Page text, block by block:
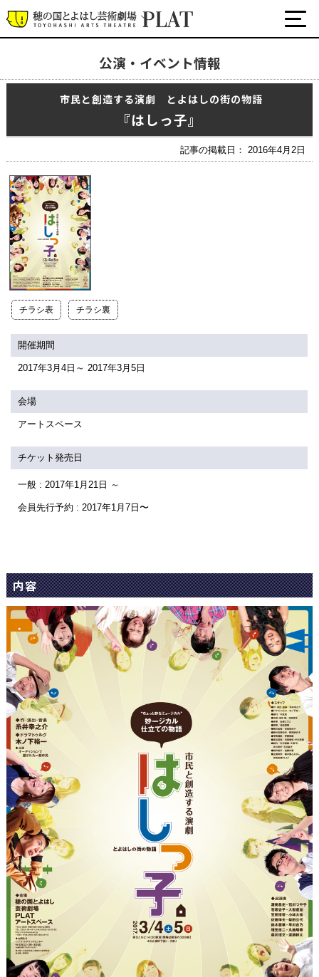
アクセシビリティ/
サービス
会員制度のご案内
座席表
プラットニュース
交通アクセス
公演・イベント情報
市民と創造する演劇 とよはしの街の物語
『はしっ子』
記事の掲載日： 2016年4月2日
チラシ表 チラシ裏
開催期間
2017年3月4日～ 2017年3月5日
会場
アートスペース
チケット発売日
一般 : 2017年1月21日 ～
会員先行予約 : 2017年1月7日〜
内容
最新の公演・イベント情報
演劇・ダンス・音楽など
ワークショップ・講座
イベント
プラットについて
チケット・座席表・鑑賞サポートなど
施設の利用について
関連団体・施設